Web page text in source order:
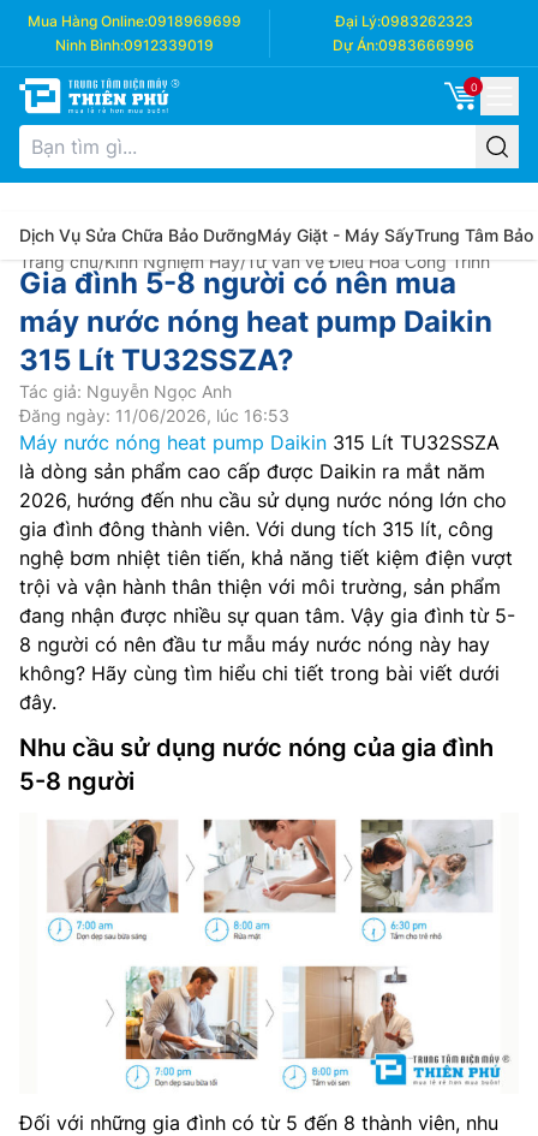
Mua Hàng Online:0918969699 Đại Lý:0983262323
Ninh Bình:0912339019 Dự Án:0983666996
0
Dịch Vụ Sửa Chữa Bảo DưỡngMáy Giặt - Máy SấyTrung Tâm Bảo
Trang chủ/Kinh Nghiệm Hay/Tư vấn về Điều Hòa Công Trình
Gia đình 5-8 người có nên mua
máy nước nóng heat pump Daikin
315 Lít TU32SSZA?
Tác giả: Nguyễn Ngọc Anh
Đăng ngày: 11/06/2026, lúc 16:53
Máy nước nóng heat pump Daikin 315 Lít TU32SSZA
là dòng sản phẩm cao cấp được Daikin ra mắt năm
2026, hướng đến nhu cầu sử dụng nước nóng lớn cho
gia đình đông thành viên. Với dung tích 315 lít, công
nghệ bơm nhiệt tiên tiến, khả năng tiết kiệm điện vượt
trội và vận hành thân thiện với môi trường, sản phẩm
đang nhận được nhiều sự quan tâm. Vậy gia đình từ 5-
8 người có nên đầu tư mẫu máy nước nóng này hay
không? Hãy cùng tìm hiểu chi tiết trong bài viết dưới
đây.
Nhu cầu sử dụng nước nóng của gia đình
5-8 người
Đối với những gia đình có từ 5 đến 8 thành viên, nhu